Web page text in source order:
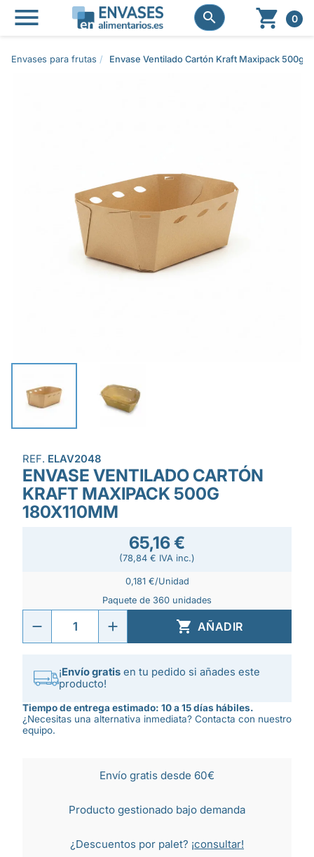
 
  0
Envases para frutas Envase Ventilado Cartón Kraft Maxipack 500g
REF. ELAV2048
ENVASE VENTILADO CARTÓN
KRAFT MAXIPACK 500G
180X110MM
65,16 €
(78,84 € IVA inc.)
0,181 €/Unidad
Paquete de 360 unidades
 AÑADIR
¡Envío gratis en tu pedido si añades este
producto!
Tiempo de entrega estimado: 10 a 15 días hábiles.
¿Necesitas una alternativa inmediata? Contacta con nuestro
equipo.
Envío gratis desde 60€
Producto gestionado bajo demanda
¿Descuentos por palet? ¡consultar!